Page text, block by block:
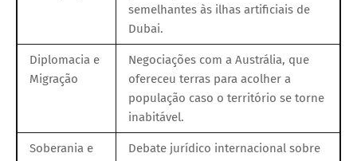
semelhantes às ilhas artificiais de
Dubai.
Diplomacia e
Migração
Negociações com a Austrália, que
ofereceu terras para acolher a
população caso o território se torne
inabitável.
Soberania e
Debate jurídico internacional sobre